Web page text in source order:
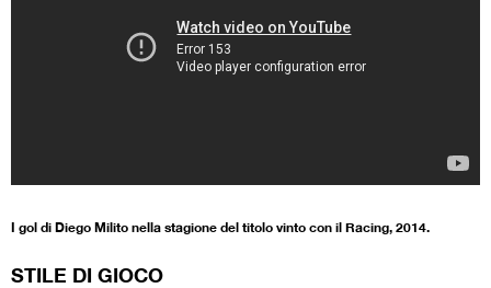
I gol di Diego Milito nella stagione del titolo vinto con il Racing, 2014.
STILE DI GIOCO